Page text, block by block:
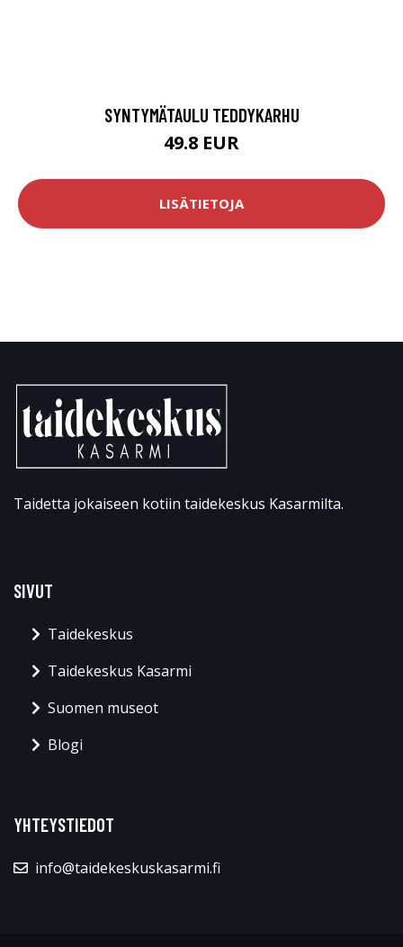
SYNTYMÄTAULU TEDDYKARHU
49.8 EUR
LISÄTIETOJA
Taidetta jokaiseen kotiin taidekeskus Kasarmilta.
SIVUT
Taidekeskus
Taidekeskus Kasarmi
Suomen museot
Blogi
YHTEYSTIEDOT
info@taidekeskuskasarmi.fi